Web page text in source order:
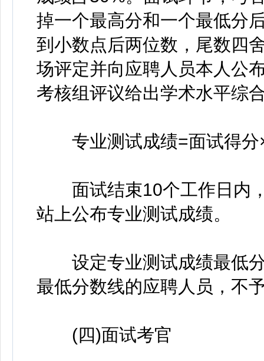
掉一个最高分和一个最低分
到小数点后两位数，尾数四
场评定并向应聘人员本人公
考核组评议给出学术水平综
专业测试成绩=面试得分
面试结束10个工作日内，
站上公布专业测试成绩。
设定专业测试成绩最低分
最低分数线的应聘人员，不
(四)面试考官